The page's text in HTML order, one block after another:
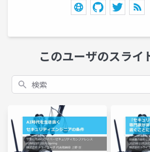
このユーザのスライ
検索